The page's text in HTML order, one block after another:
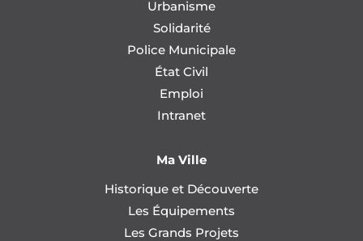
Urbanisme
Solidarité
Police Municipale
État Civil
Emploi
Intranet
Ma Ville
Historique et Découverte
Les Équipements
Les Grands Projets